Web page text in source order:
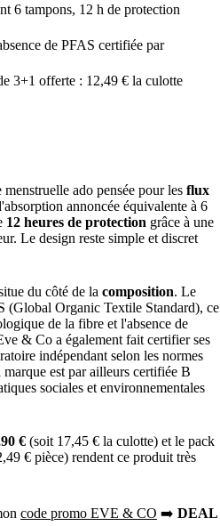
6 tampons, 12 h de protection
de PFAS certifiée par
3+1 offerte : 12,49 € la culotte
ado pensée pour les flux
annoncée équivalente à 6
12 heures de protection grâce à une
Le design reste simple et discret
du côté de la composition. Le
(Global Organic Textile Standard), ce
de la fibre et l'absence de
& Co a également fait certifier ses
indépendant selon les normes
est par ailleurs certifiée B
sociales et environnementales
€ (soit 17,45 € la culotte) et le pack
€ pièce) rendent ce produit très
code promo EVE & CO ➡️ DEAL